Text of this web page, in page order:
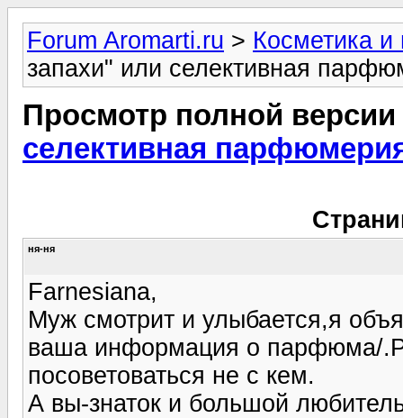
Forum Aromarti.ru > Косметика
запахи" или селективная
Просмотр полной
селективная
ня-ня
Farnesiana,
Муж смотрит и улыбается,я
ваша информация о парфюма/
посоветоваться не с кем.
А вы-знаток и большой